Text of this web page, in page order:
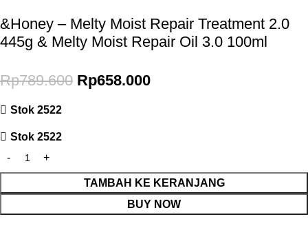
&Honey – Melty Moist Repair Treatment 2.0
445g & Melty Moist Repair Oil 3.0 100ml
Rp789.600 Rp658.000
Stok 2522
Stok 2522
TAMBAH KE KERANJANG
BUY NOW